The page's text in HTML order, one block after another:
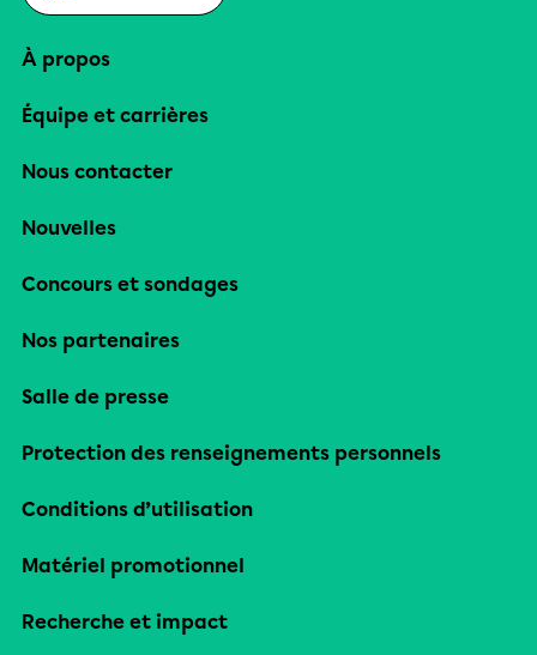
À propos
Équipe et carrières
Nous contacter
Nouvelles
Concours et sondages
Nos partenaires
Salle de presse
Protection des renseignements personnels
Conditions d’utilisation
Matériel promotionnel
Recherche et impact